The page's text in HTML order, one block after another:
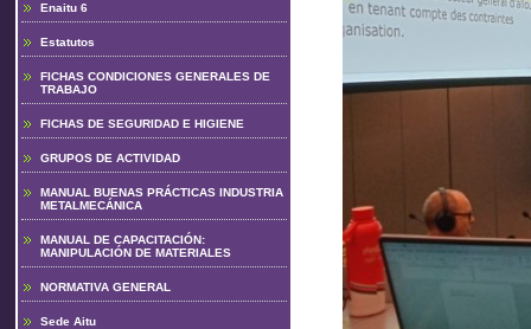
Enaitu 6
Estatutos
FICHAS CONDICIONES GENERALES DE
TRABAJO
FICHAS DE SEGURIDAD E HIGIENE
GRUPOS DE ACTIVIDAD
MANUAL BUENAS PRÁCTICAS INDUSTRIA
METALMECÁNICA
MANUAL DE CAPACITACIÓN:
MANIPULACIÓN DE MATERIALES
NORMATIVA GENERAL
Sede Aitu